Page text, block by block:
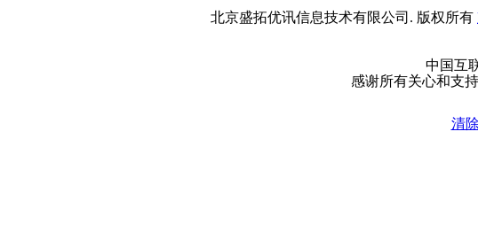
北京盛拓优讯信息技术有限公司. 版权所有
中国互
感谢所有关心和支
清